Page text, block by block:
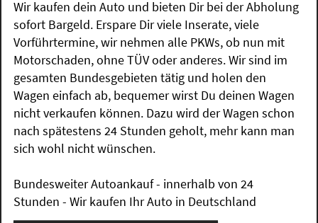
Wir kaufen dein Auto und bieten Dir bei der Abholung
sofort Bargeld. Erspare Dir viele Inserate, viele
Vorführtermine, wir nehmen alle PKWs, ob nun mit
Motorschaden, ohne TÜV oder anderes. Wir sind im
gesamten Bundesgebieten tätig und holen den
Wagen einfach ab, bequemer wirst Du deinen Wagen
nicht verkaufen können. Dazu wird der Wagen schon
nach spätestens 24 Stunden geholt, mehr kann man
sich wohl nicht wünschen.
Bundesweiter Autoankauf - innerhalb von 24
Stunden - Wir kaufen Ihr Auto in Deutschland